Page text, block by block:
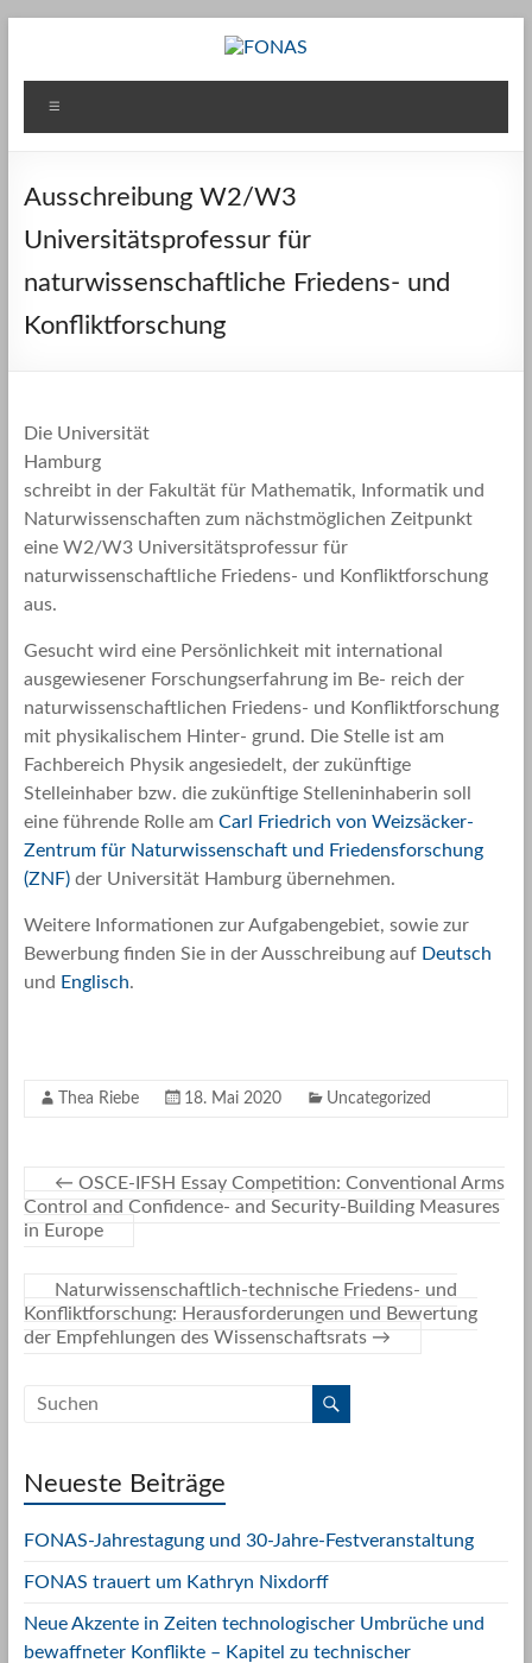
FONAS
Ausschreibung W2/W3
Universitätsprofessur für
naturwissenschaftliche Friedens- und
Konfliktforschung
Die Universität
Hamburg
schreibt in der Fakultät für Mathematik, Informatik und
Naturwissenschaften zum nächstmöglichen Zeitpunkt
eine W2/W3 Universitätsprofessur für
naturwissenschaftliche Friedens- und Konfliktforschung
aus.
Gesucht wird eine Persönlichkeit mit international
ausgewiesener Forschungserfahrung im Be- reich der
naturwissenschaftlichen Friedens- und Konfliktforschung
mit physikalischem Hinter- grund. Die Stelle ist am
Fachbereich Physik angesiedelt, der zukünftige
Stelleinhaber bzw. die zukünftige Stelleninhaberin soll
eine führende Rolle am Carl Friedrich von Weizsäcker-
Zentrum für Naturwissenschaft und Friedensforschung
(ZNF)der Universität Hamburg übernehmen.
Weitere Informationen zur Aufgabengebiet, sowie zur
Bewerbung finden Sie in der Ausschreibung auf Deutsch
und Englisch.
Thea Riebe 18. Mai 2020 Uncategorized
← OSCE-IFSH Essay Competition: Conventional Arms
Control and Confidence- and Security-Building Measures
in Europe
Naturwissenschaftlich-technische Friedens- und
Konfliktforschung: Herausforderungen und Bewertung
der Empfehlungen des Wissenschaftsrats →
Neueste Beiträge
FONAS-Jahrestagung und 30-Jahre-Festveranstaltung
FONAS trauert um Kathryn Nixdorff
Neue Akzente in Zeiten technologischer Umbrüche und
bewaffneter Konflikte – Kapitel zu technischer